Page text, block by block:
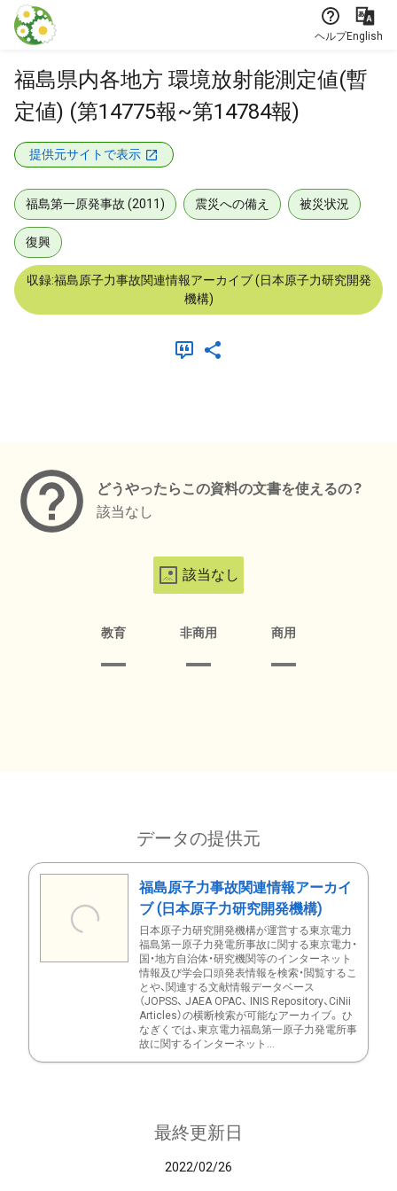
本文に飛ぶ
ヘルプEnglish
福島県内各地方 環境放射能測定値(暫
定値) (第14775報~第14784報)
提供元サイトで表示
福島第一原発事故 (2011) 震災への備え 被災状況
復興
収録:福島原子力事故関連情報アーカイブ (日本原子力研究開発
機構)
どうやったらこの資料の文書を使えるの？
該当なし
該当なし
教育 非商用 商用
データの提供元
福島原子力事故関連情報アーカイ
ブ (日本原子力研究開発機構)
日本原子力研究開発機構が運営する東京電力
福島第一原子力発電所事故に関する東京電力・
国・地方自治体・研究機関等のインターネット
情報及び学会口頭発表情報を検索・閲覧するこ
とや、関連する文献情報データベース
（JOPSS、 JAEA OPAC、 INIS Repository、CiNii
Articles）の横断検索が可能なアーカイブ。 ひ
なぎくでは、東京電力福島第一原子力発電所事
故に関するインターネット...
最終更新日
2022/02/26